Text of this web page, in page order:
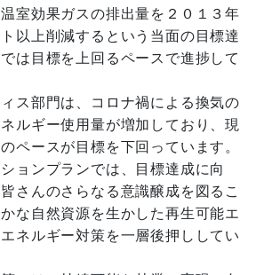
室効果ガスの排出量を２０１３年
以上削減するという当面の目標達
は目標を上回るペースで進捗して
ス部門は、コロナ禍による換気の
ルギー使用量が増加しており、現
ペースが目標を下回っています。
ョンプランでは、目標達成に向
さんのさらなる意識醸成を図るこ
な自然資源を生かした再生可能エ
ネルギー対策を一層後押ししてい